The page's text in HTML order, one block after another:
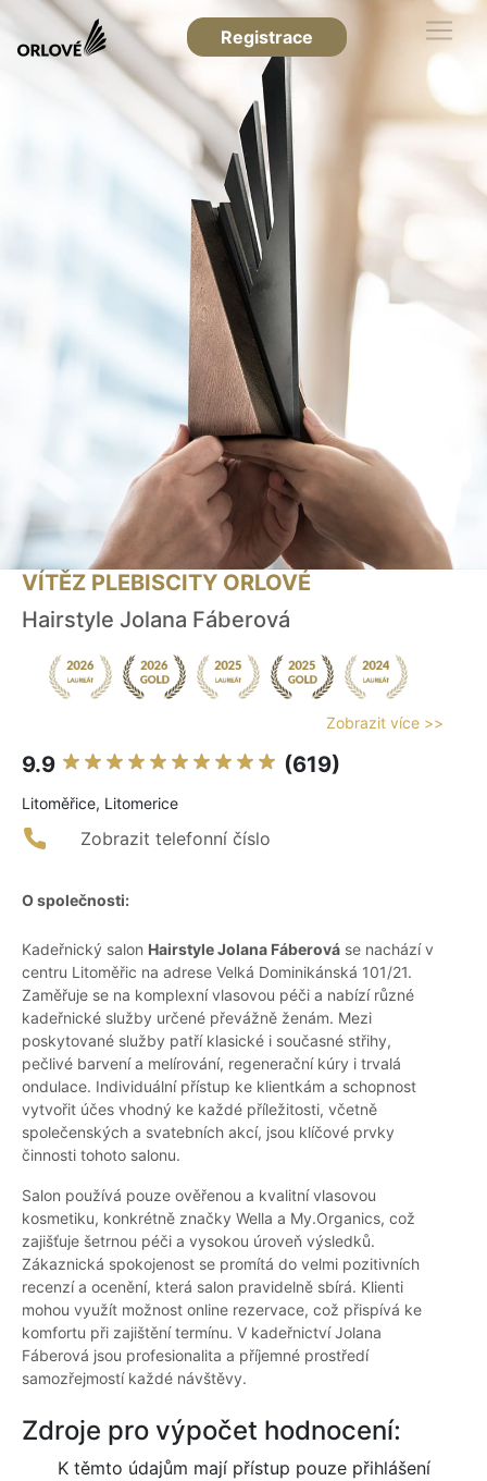
Registrace
VÍTĚZ PLEBISCITY ORLOVÉ
Hairstyle Jolana Fáberová
Zobrazit více >>
9.9 (619)
Litoměřice, Litomerice
Zobrazit telefonní číslo
O společnosti:
Kadeřnický salon Hairstyle Jolana Fáberová se nachází v
centru Litoměřic na adrese Velká Dominikánská 101/21.
Zaměřuje se na komplexní vlasovou péči a nabízí různé
kadeřnické služby určené převážně ženám. Mezi
poskytované služby patří klasické i současné střihy,
pečlivé barvení a melírování, regenerační kúry i trvalá
ondulace. Individuální přístup ke klientkám a schopnost
vytvořit účes vhodný ke každé příležitosti, včetně
společenských a svatebních akcí, jsou klíčové prvky
činnosti tohoto salonu.
Salon používá pouze ověřenou a kvalitní vlasovou
kosmetiku, konkrétně značky Wella a My.Organics, což
zajišťuje šetrnou péči a vysokou úroveň výsledků.
Zákaznická spokojenost se promítá do velmi pozitivních
recenzí a ocenění, která salon pravidelně sbírá. Klienti
mohou využít možnost online rezervace, což přispívá ke
komfortu při zajištění termínu. V kadeřnictví Jolana
Fáberová jsou profesionalita a příjemné prostředí
samozřejmostí každé návštěvy.
Zdroje pro výpočet hodnocení:
K těmto údajům mají přístup pouze přihlášení